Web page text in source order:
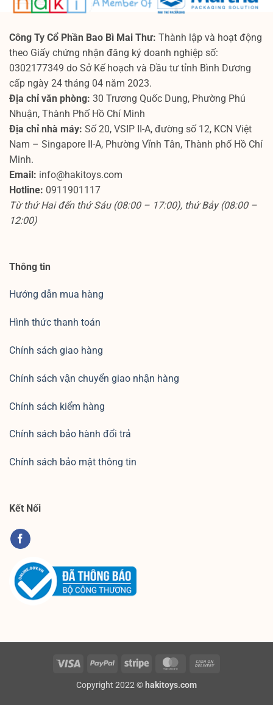
Công Ty Cổ Phần Bao Bì Mai Thư: Thành lập và hoạt động
theo Giấy chứng nhận đăng ký doanh nghiệp số:
0302177349 do Sở Kế hoạch và Đầu tư tỉnh Bình Dương
cấp ngày 24 tháng 04 năm 2023.
Địa chỉ văn phòng: 30 Trương Quốc Dung, Phường Phú
Nhuận, Thành Phố Hồ Chí Minh
Địa chỉ nhà máy: Số 20, VSIP II-A, đường số 12, KCN Việt
Nam – Singapore II-A, Phường Vĩnh Tân, Thành phố Hồ Chí
Minh.
Email: info@hakitoys.com
Hotline: 0911901117
Từ thứ Hai đến thứ Sáu (08:00 – 17:00), thứ Bảy (08:00 –
12:00)
Thông tin
Hướng dẫn mua hàng
Hình thức thanh toán
Chính sách giao hàng
Chính sách vận chuyển giao nhận hàng
Chính sách kiểm hàng
Chính sách bảo hành đổi trả
Chính sách bảo mật thông tin
Kết Nối
Visa PayPal Stripe MasterCard
Copyright 2022 © hakitoys.com